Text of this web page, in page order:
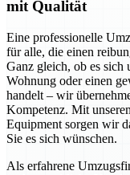
mit Qualität
Eine professionelle
für alle, die einen
Ganz gleich, ob es sich
Wohnung oder einen
handelt – wir
Kompetenz. Mit
Equipment sorgen wir
Sie es sich wünschen.
Als erfahrene